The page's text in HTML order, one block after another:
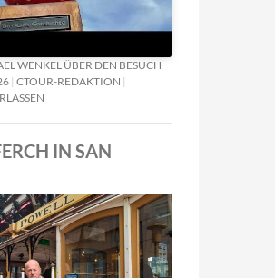
WENKEL ÜBER DEN BESUCH
CTOUR-REDAKTION
IN SAN